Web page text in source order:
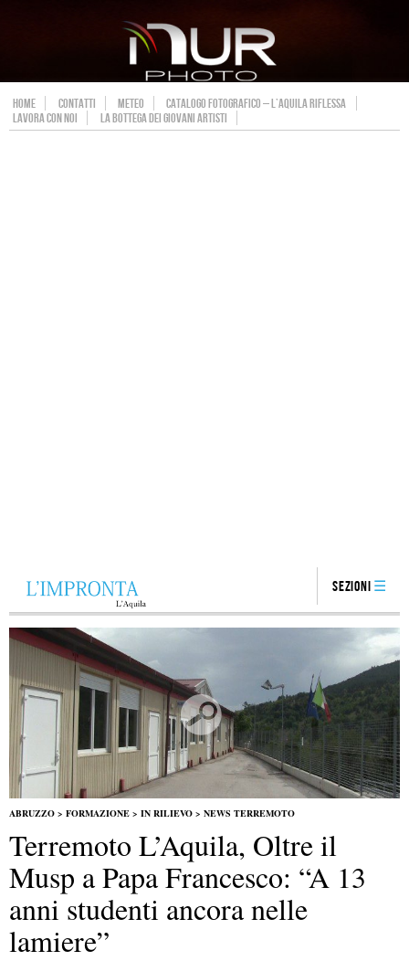
HOME CONTATTI METEO
CATALOGO FOTOGRAFICO – L’AQUILA RIFLESSA
LAVORA CON NOI
LA BOTTEGA DEI GIOVANI ARTISTI
Sezioni
ABRUZZO > FORMAZIONE > IN RILIEVO > NEWS TERREMOTO
Terremoto L’Aquila, Oltre il
Musp a Papa Francesco: “A 13
anni studenti ancora nelle
lamiere”